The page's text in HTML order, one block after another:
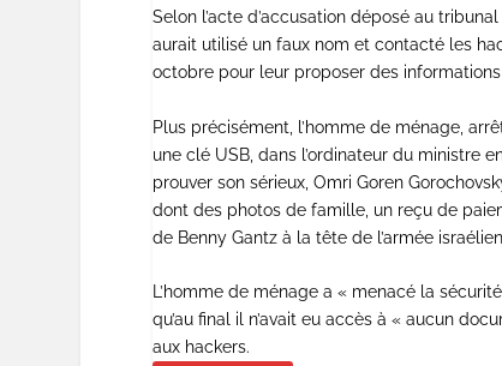
Selon l’acte d’accusation déposé au
aurait utilisé un faux nom et contacté les
octobre pour leur proposer des
Plus précisément, l’homme de ménage,
une clé USB, dans l’ordinateur du ministre
prouver son sérieux, Omri Goren
dont des photos de famille, un reçu de
de Benny Gantz à la tête de l’armée
L’homme de ménage a « menacé la
qu’au final il n’avait eu accès à « aucun
aux hackers.